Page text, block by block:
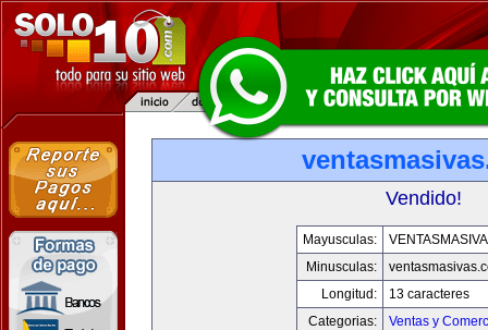
Vendido!
Mayusculas:
Minusculas:
Longitud:
13 caracteres
Categorias:
Ventas y